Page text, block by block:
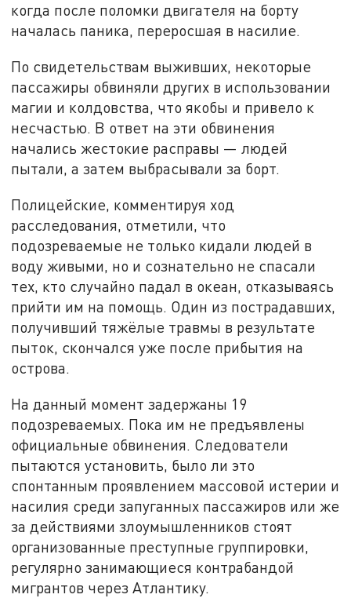
когда после поломки двигателя на борту
началась паника, переросшая в насилие.
По свидетельствам выживших, некоторые
пассажиры обвиняли других в использовании
магии и колдовства, что якобы и привело к
несчастью. В ответ на эти обвинения
начались жестокие расправы — людей
пытали, а затем выбрасывали за борт.
Полицейские, комментируя ход
расследования, отметили, что
подозреваемые не только кидали людей в
воду живыми, но и сознательно не спасали
тех, кто случайно падал в океан, отказываясь
прийти им на помощь. Один из пострадавших,
получивший тяжёлые травмы в результате
пыток, скончался уже после прибытия на
острова.
На данный момент задержаны 19
подозреваемых. Пока им не предъявлены
официальные обвинения. Следователи
пытаются установить, было ли это
спонтанным проявлением массовой истерии и
насилия среди запуганных пассажиров или же
за действиями злоумышленников стоят
организованные преступные группировки,
регулярно занимающиеся контрабандой
мигрантов через Атлантику.